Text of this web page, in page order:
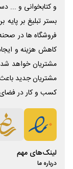
و کتابخوانی و ...
بستر تبلیغ بر
فروشگاه ها در
کاهش هزینه و
مشتریان خواهد
مشتریان جدید
کسب و کار در
لینک‌های مهم
درباره ما